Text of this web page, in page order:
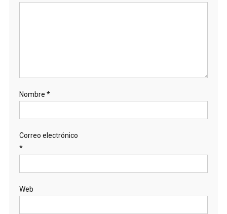
Nombre *
Correo electrónico
*
Web